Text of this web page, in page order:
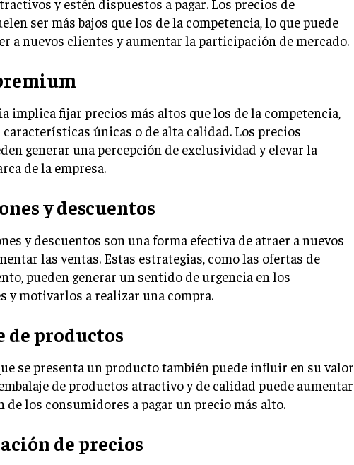
y estén dispuestos a pagar. Los precios de
ser más bajos que los de la competencia, lo que puede
a nuevos clientes y aumentar la participación de mercado.
implica fijar precios más altos que los de la competencia,
características únicas o de alta calidad. Los precios
generar una percepción de exclusividad y elevar la
de la empresa.
y descuentos
y descuentos son una forma efectiva de atraer a nuevos
las ventas. Estas estrategias, como las ofertas de
pueden generar un sentido de urgencia en los
y motivarlos a realizar una compra.
de productos
se presenta un producto también puede influir en su valor
de productos atractivo y de calidad puede aumentar
de los consumidores a pagar un precio más alto.
de precios